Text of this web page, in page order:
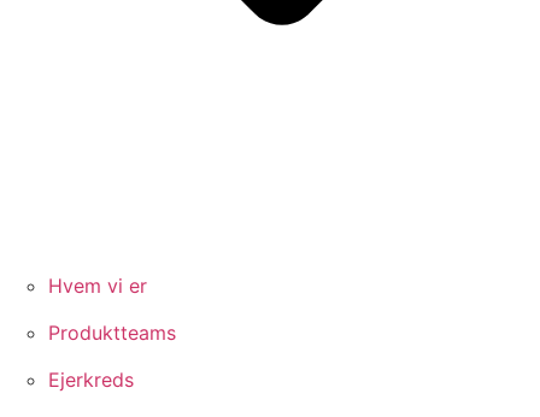
Hvem vi er
Produktteams
Ejerkreds